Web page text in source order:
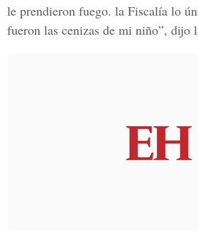
le prendieron fuego. la Fiscalía lo
fueron las cenizas de mi niño”, dijo